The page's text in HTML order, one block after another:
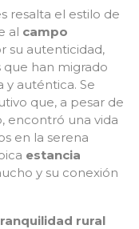
resalta el estilo de
al campo
su autenticidad,
han migrado
y auténtica. Se
que, a pesar de
encontró una vida
en la serena
estancia
y su conexión
rural